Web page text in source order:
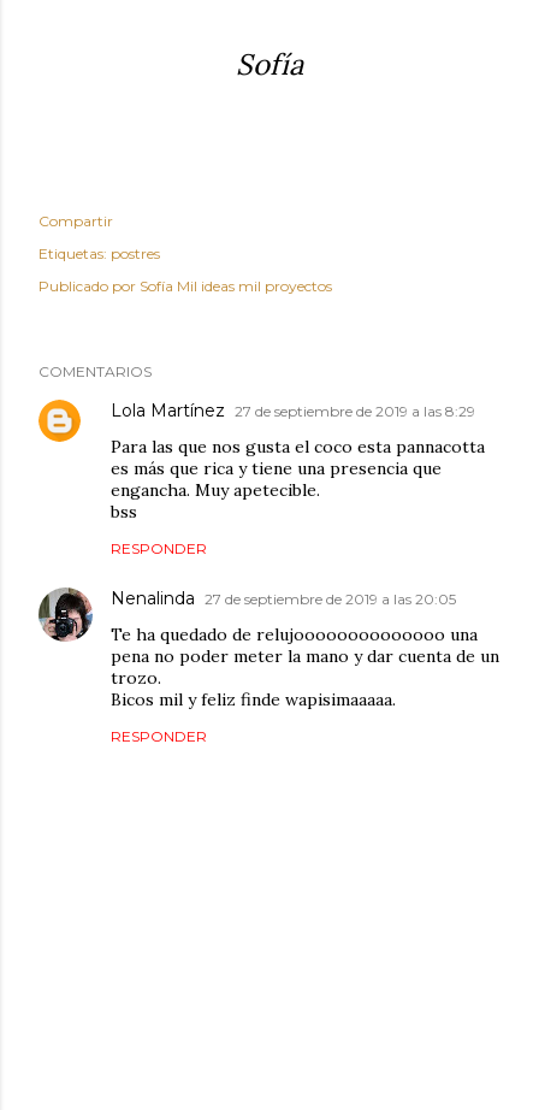
Sofía
Compartir
Etiquetas: postres
Publicado por Sofía Mil ideas mil proyectos
COMENTARIOS
Lola Martínez 27 de septiembre de 2019 a las 8:29
Para las que nos gusta el coco esta pannacotta
es más que rica y tiene una presencia que
engancha. Muy apetecible.
bss
RESPONDER
Nenalinda 27 de septiembre de 2019 a las 20:05
Te ha quedado de relujoooooooooooooo una
pena no poder meter la mano y dar cuenta de un
trozo.
Bicos mil y feliz finde wapisimaaaaa.
RESPONDER